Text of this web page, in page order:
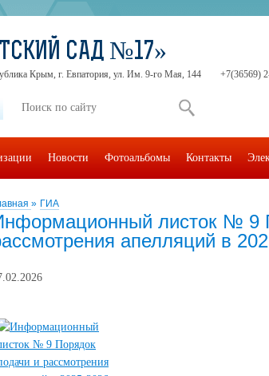
» ГИА
листок № 9
апелляций в
САД №17»
Крым, г. Евпатория, ул. Им. 9-го Мая, 144
+7(36569)
Новости Фотоальбомы Контакты